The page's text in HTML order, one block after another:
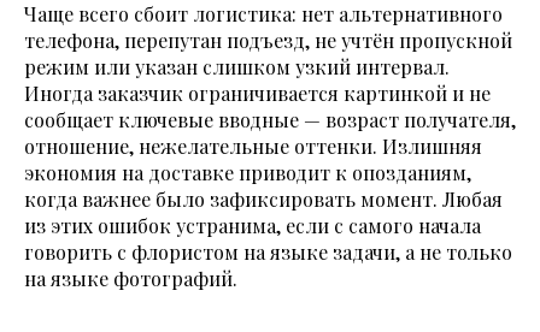
Чаще всего сбоит логистика: нет альтернативного
телефона, перепутан подъезд, не учтён пропускной
режим или указан слишком узкий интервал.
Иногда заказчик ограничивается картинкой и не
сообщает ключевые вводные — возраст получателя,
отношение, нежелательные оттенки. Излишняя
экономия на доставке приводит к опозданиям,
когда важнее было зафиксировать момент. Любая
из этих ошибок устранима, если с самого начала
говорить с флористом на языке задачи, а не только
на языке фотографий.